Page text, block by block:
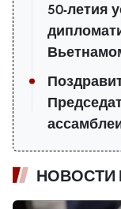
50-летия
НОВОСТИ